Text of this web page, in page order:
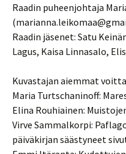
Raadin puheenjohtaja
Raadin jäsenet: Satu
Lagus, Kaisa Linnasalo,
Kuvastajan aiemmat
Maria Turtschaninoff:
Elina Rouhiainen:
Virve Sammalkorpi:
päiväkirjan säästyneet